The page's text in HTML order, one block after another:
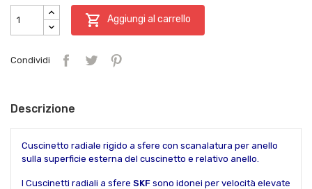
 Aggiungi al carrello
Condividi
Descrizione
Cuscinetto radiale rigido a sfere con scanalatura per anello
sulla superficie esterna del cuscinetto e relativo anello.
I Cuscinetti radiali a sfere SKF sono idonei per velocità elevate